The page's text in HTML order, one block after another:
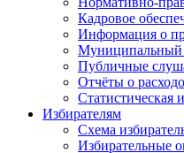
Кадровое
Информация о
Муниципальный
Публичные
Отчёты о
Статистическая
Избирателям
Схема
Избирательные